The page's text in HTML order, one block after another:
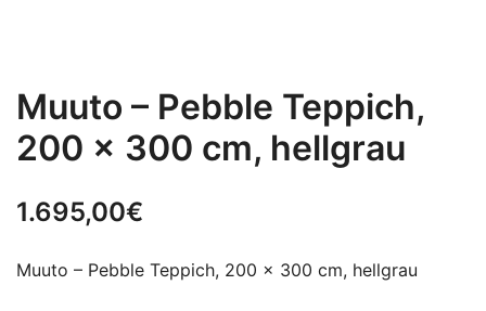
Muuto – Pebble Teppich,
200 x 300 cm, hellgrau
1.695,00€
Muuto – Pebble Teppich, 200 x 300 cm, hellgrau